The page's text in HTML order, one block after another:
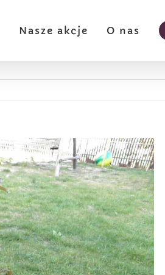
Nasze akcje O nas